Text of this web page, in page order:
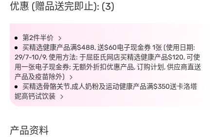
优惠 (赠品送完即止): (3)
第2件半价
买精选健康产品满$488, 送$60电子现金券 1张 (使用日期:
29/7-10/9, 使用方法: 于屈臣氏网店买精选健康产品$120, 可使
用一张电子现金券; 无额外折扣优惠产品, 订购计划, 供应商直送
产品及疫苗除外)
买精选骨骼关节,成人奶粉及运动健康产品满$350送卡洛塔
妮高钙试饮装
产品资料